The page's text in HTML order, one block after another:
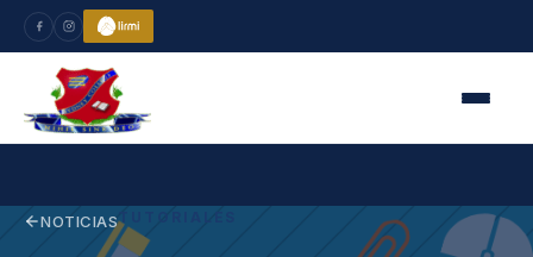
NOTICIASTUTORIALES